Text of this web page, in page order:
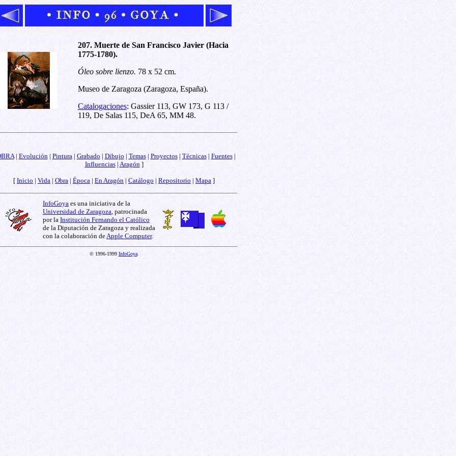
207. Muerte de San Francisco Javier (Hacia
1775-1780).
Óleo sobre lienzo. 78 x 52 cm.
Museo de Zaragoza (Zaragoza, España).
Catalogaciones: Gassier 113, GW 173, G 113 /
119, De Salas 115, DeA 65, MM 48.
| Evolución| Pintura| Grabado | Dibujo | Temas| Proyectos| Técnicas| Fuentes|
Influencias| Aragón]
[ Inicio | Vida | Obra | Época | En Aragón | Catálogo | Repositorio | Mapa ]
InfoGoya es una iniciativa de la
Universidad de Zaragoza, patrocinada
por la Institución Fernando el Católico
de la Diputación de Zaragoza y realizada
con la colaboración deApple Computer.
© 1996-1999 InfoGoya.